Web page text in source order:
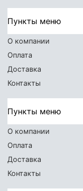
Пункты меню
О компании
Оплата
Доставка
Контакты
Пункты меню
О компании
Оплата
Доставка
Контакты